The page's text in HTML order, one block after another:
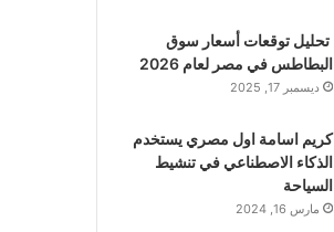
تحليل توقعات أسعار سوق
البطاطس في مصر لعام 2026
ديسمبر 17, 2025
كريم اسامة اول مصري يستخدم
الذكاء الاصطناعي في تنشيط
السياحة
مارس 16, 2024